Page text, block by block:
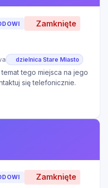
Zamknięte
dzielnica Stare Miasto
tego miejsca na jego
się telefonicznie.
Zamknięte